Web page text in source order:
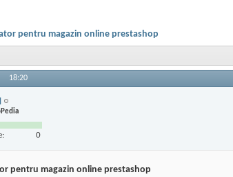
pentru magazin online prestashop
18:20
0
pentru magazin online prestashop